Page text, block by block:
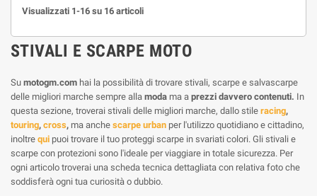
Visualizzati 1-16 su 16 articoli
STIVALI E SCARPE MOTO
Su motogm.com hai la possibilità di trovare stivali, scarpe e salvascarpe
delle migliori marche sempre alla moda ma a prezzi davvero contenuti. In
questa sezione, troverai stivali delle migliori marche, dallo stile racing,
touring, cross, ma anche scarpe urban per l'utilizzo quotidiano e cittadino,
inoltre qui puoi trovare il tuo proteggi scarpe in svariati colori. Gli stivali e
scarpe con protezioni sono l'ideale per viaggiare in totale sicurezza. Per
ogni articolo troverai una scheda tecnica dettagliata con relativa foto che
soddisferà ogni tua curiosità o dubbio.